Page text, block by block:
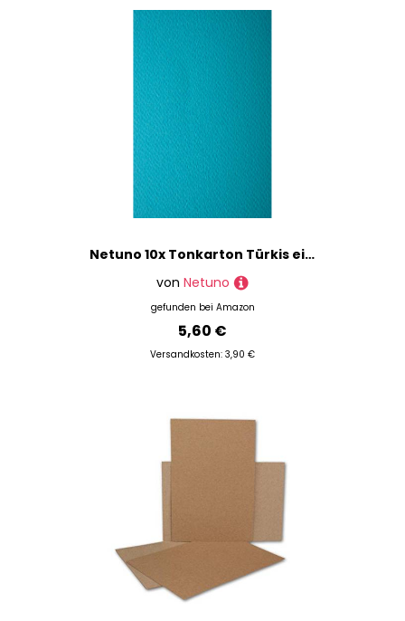
Netuno 10x Tonkarton Türkis einseitig strukturiert DIN A4 210x 297 mm 220g Prisma Turchese Bastelkarton farbig mit Struktur für Einladungen Visitenkarten Diplome Basteln Dekorieren
von Netuno
gefunden bei Amazon
5,60 €
Versandkosten: 3,90 €